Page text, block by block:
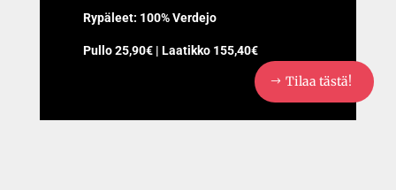
Rypäleet: 100% Verdejo
Pullo 25,90€ | Laatikko 155,40€
Tilaa tästä!